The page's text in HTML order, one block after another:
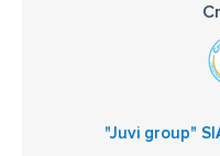
"Juvi group"